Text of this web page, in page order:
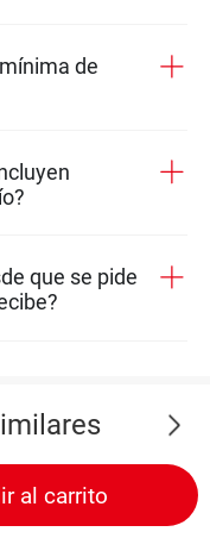
de
que se pide
al carrito